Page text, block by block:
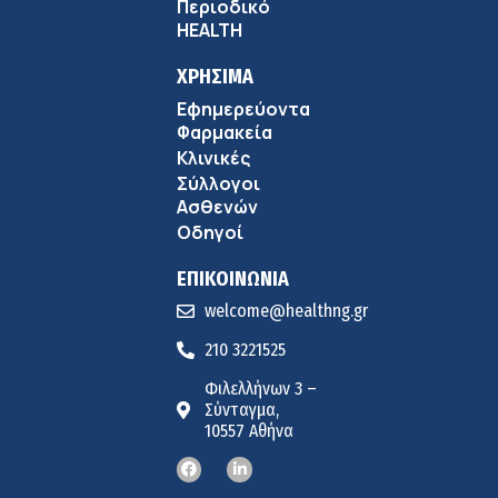
Περιοδικό
HEALTH
ΧΡΗΣΙΜΑ
Εφημερεύοντα
Φαρμακεία
Κλινικές
Σύλλογοι
Ασθενών
Οδηγοί
ΕΠΙΚΟΙΝΩΝΙΑ
welcome@healthng.gr
210 3221525
Φιλελλήνων 3 –
Σύνταγμα,
10557 Αθήνα